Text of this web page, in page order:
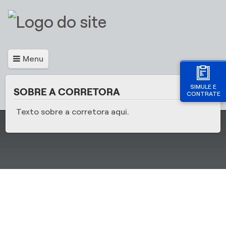
SIMULE E
CONTRATE
Menu
SOBRE A CORRETORA
Texto sobre a corretora aqui.